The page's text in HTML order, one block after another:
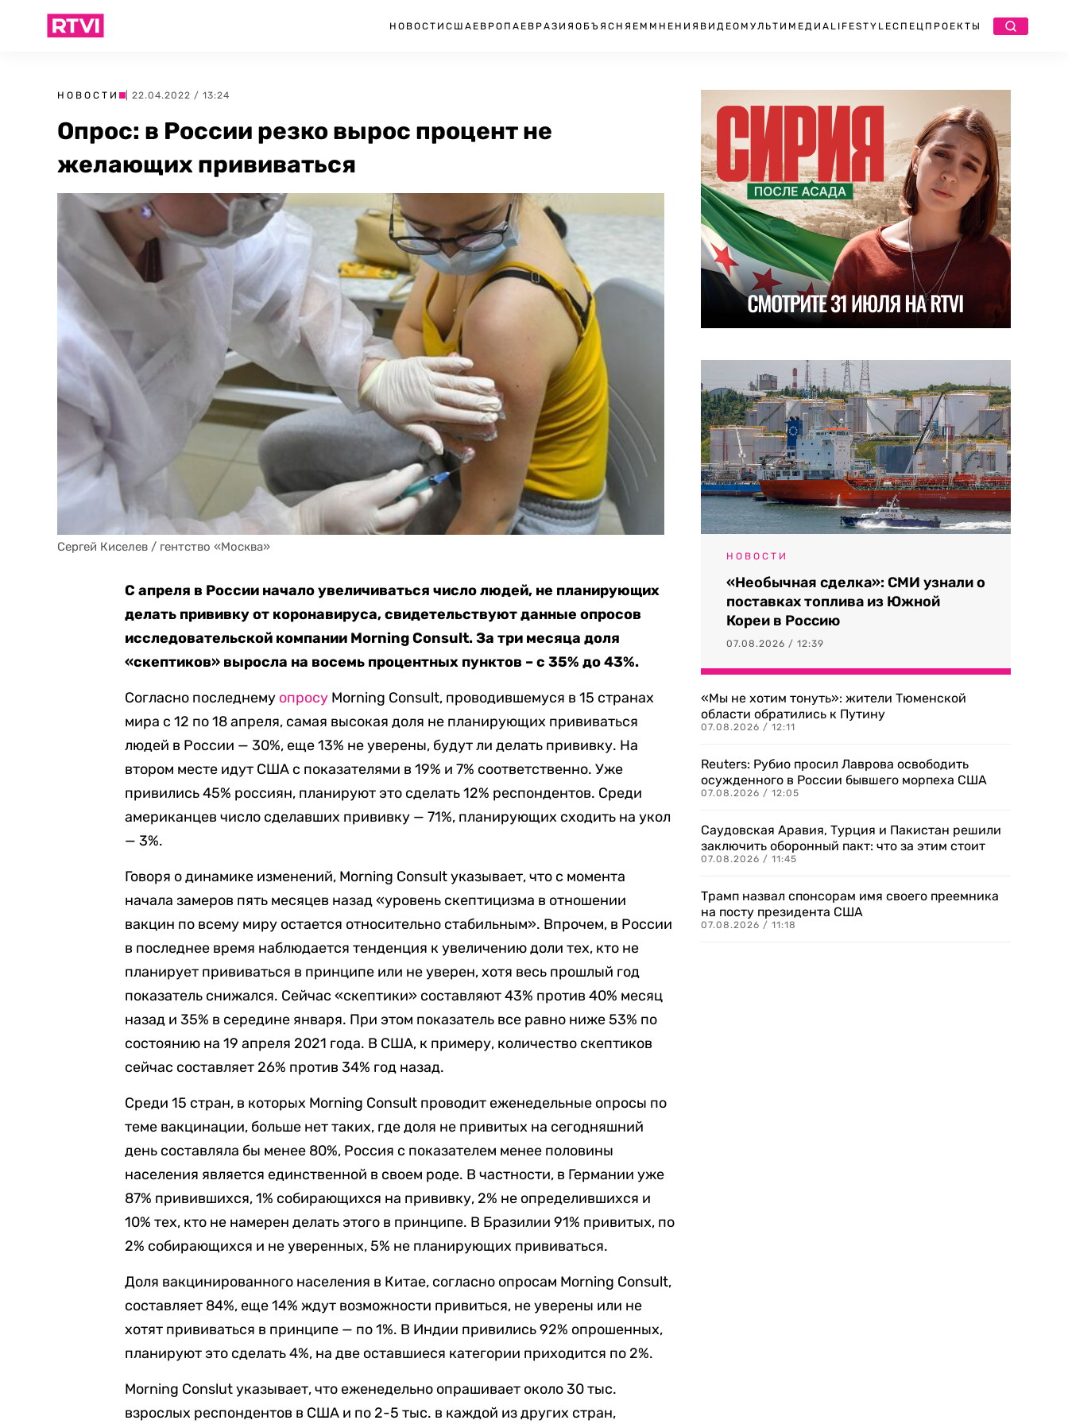
НОВОСТИ США ЕВРОПА ЕВРАЗИЯ ОБЪЯСНЯЕМ МНЕНИЯ ВИДЕО МУЛЬТИМЕДИА LIFESTYLEСПЕЦПРОЕКТЫ
НОВОСТИ | 22.04.2022 / 13:24
Опрос: в России резко вырос процент не
желающих прививаться
Сергей Киселев / гентство «Москва»
С апреля в России начало увеличиваться число людей, не планирующих
делать прививку от коронавируса, свидетельствуют данные опросов
исследовательской компании Morning Consult. За три месяца доля
«скептиков» выросла на восемь процентных пунктов – с 35% до 43%.
Согласно последнему опросу Morning Consult, проводившемуся в 15 странах
мира с 12 по 18 апреля, самая высокая доля не планирующих прививаться
людей в России — 30%, еще 13% не уверены, будут ли делать прививку. На
втором месте идут США с показателями в 19% и 7% соответственно. Уже
привились 45% россиян, планируют это сделать 12% респондентов. Среди
американцев число сделавших прививку — 71%, планирующих сходить на укол
— 3%.
Говоря о динамике изменений, Morning Consult указывает, что с момента
начала замеров пять месяцев назад «уровень скептицизма в отношении
вакцин по всему миру остается относительно стабильным». Впрочем, в России
в последнее время наблюдается тенденция к увеличению доли тех, кто не
планирует прививаться в принципе или не уверен, хотя весь прошлый год
показатель снижался. Сейчас «скептики» составляют 43% против 40% месяц
назад и 35% в середине января. При этом показатель все равно ниже 53% по
состоянию на 19 апреля 2021 года. В США, к примеру, количество скептиков
сейчас составляет 26% против 34% год назад.
Среди 15 стран, в которых Morning Consult проводит еженедельные опросы по
теме вакцинации, больше нет таких, где доля не привитых на сегодняшний
день составляла бы менее 80%, Россия с показателем менее половины
населения является единственной в своем роде. В частности, в Германии уже
87% привившихся, 1% собирающихся на прививку, 2% не определившихся и
10% тех, кто не намерен делать этого в принципе. В Бразилии 91% привитых, по
2% собирающихся и не уверенных, 5% не планирующих прививаться.
Доля вакцинированного населения в Китае, согласно опросам Morning Consult,
составляет 84%, еще 14% ждут возможности привиться, не уверены или не
хотят прививаться в принципе — по 1%. В Индии привились 92% опрошенных,
планируют это сделать 4%, на две оставшиеся категории приходится по 2%.
Morning Conslut указывает, что еженедельно опрашивает около 30 тыс.
взрослых респондентов в США и по 2-5 тыс. в каждой из других стран,
НОВОСТИ
«Необычная сделка»: СМИ узнали о
поставках топлива из Южной
Кореи в Россию
07.08.2026 / 12:39
«Мы не хотим тонуть»: жители Тюменской
области обратились к Путину
07.08.2026 / 12:11
Reuters: Рубио просил Лаврова освободить
осужденного в России бывшего морпеха США
07.08.2026 / 12:05
Саудовская Аравия, Турция и Пакистан решили
заключить оборонный пакт: что за этим стоит
07.08.2026 / 11:45
Трамп назвал спонсорам имя своего преемника
на посту президента США
07.08.2026 / 11:18